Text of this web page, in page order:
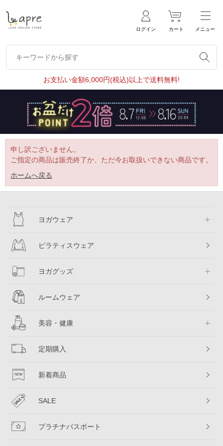
ログイン カート メニュー
キーワードから探す
キーワードから探す
お支払い金額6,000円(税込)以上で送料無料!
申し訳ございません。
ご指定の商品は販売終了か、ただ今お取扱いできない商品です。
ホームへ戻る
ヨガウェア
ピラティスウェア
ヨガグッズ
ルームウェア
美容・健康
定期購入
新着商品
SALE
プラチナパスポート